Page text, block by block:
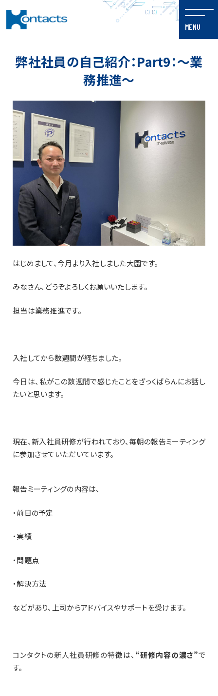
弊社社員の自己紹介：Part9：～業
務推進～
はじめまして、今月より入社しました大園です。
みなさん、どうぞよろしくお願いいたします。
担当は業務推進です。
入社してから数週間が経ちました。
今日は、私がこの数週間で感じたことをざっくばらんにお話し
たいと思います。
現在、新入社員研修が行われており、毎朝の報告ミーティング
に参加させていただいています。
報告ミーティングの内容は、
・前日の予定
・実績
・問題点
・解決方法
などがあり、上司からアドバイスやサポートを受けます。
コンタクトの新人社員研修の特徴は、 “研修内容の濃さ”で
す。